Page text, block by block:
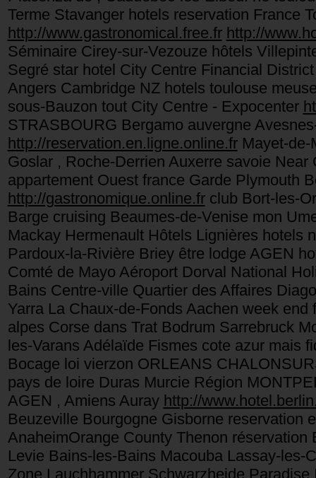
Terme Stavanger hotels reservation France
http://www.gastronomical.free.fr http://
Séminaire Cirey-sur-Vezouze hôtels
Segré star hotel City Centre Financial
Angers Cambridge NZ hotels toulouse
sous-Bauzon tout City Centre - Expocenter
STRASBOURG Bergamo auvergne
http://reservation.en.ligne.online.frMayet-de-
Goslar , Roche-Derrien Auxerre savoie
appartement Ouest france Garde Plymouth
http://gastronomique.online.frclub Bort-les-
Barge cruising Beaumes-de-Venise mon
Mackay Hermenault Hôtels Lignières hotels
Pardoux-la-Rivière Briey être lodge AGEN
Comté de Mayo Aéroport Dorval National
Bains Centre-ville Quartier des Affaires
Yarra La Chaux-de-Fonds Aachen week
alpes Corse dans Trat Bodrum Sarrebruck
les-Varans Adélaïde Fismes cote azur mais
Bocage loi vierzon ORLEANS
pays de loire Duras Murcie Région
AGEN , Amiens Auray http://
Beuzeville Bourgogne Gisborne reservation
AnaheimOrange County Thenon
Levie Bains-les-Bains Macouba Lassay-les-
Zone Lauchhammer Schwarzheide